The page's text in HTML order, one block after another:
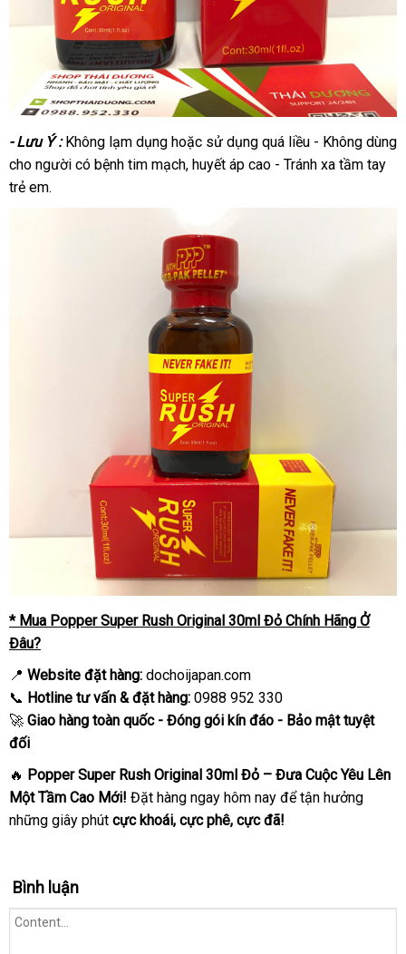
- Lưu Ý :Không lạm dụng hoặc sử dụng quá liều - Không dùng
cho người có bệnh tim mạch, huyết áp cao - Tránh xa tầm tay
trẻ em.
* Mua Popper Super Rush Original 30ml Đỏ Chính Hãng Ở
Đâu?
📍 Website đặt hàng: dochoijapan.com
📞 Hotline tư vấn & đặt hàng: 0988 952 330
🚀 Giao hàng toàn quốc - Đóng gói kín đáo - Bảo mật tuyệt
đối
🔥 Popper Super Rush Original 30ml Đỏ – Đưa Cuộc Yêu Lên
Một Tầm Cao Mới! Đặt hàng ngay hôm nay để tận hưởng
những giây phút cực khoái, cực phê, cực đã!
Bình luận